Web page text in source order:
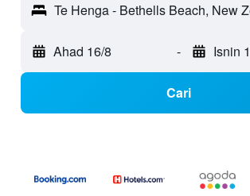
Te Henga - Bethells Beach, New
Ahad 16/8 - Isnin
Cari